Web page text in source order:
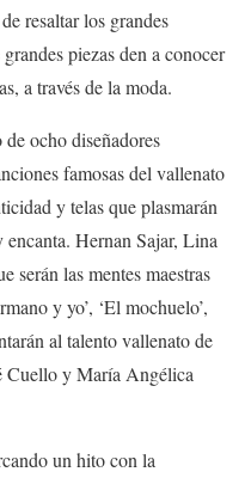
resaltar los grandes
piezas den a conocer
a través de la moda.
ocho diseñadores
famosas del vallenato
y telas que plasmarán
Hernan Sajar, Lina
serán las mentes maestras
y yo’, ‘El mochuelo’,
al talento vallenato de
Cuello y María Angélica
un hito con la